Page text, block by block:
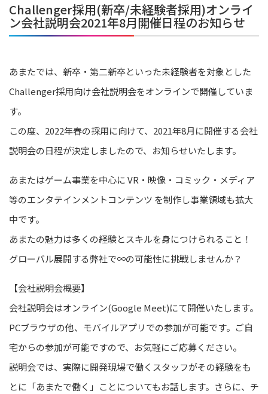
Challenger採用(新卒/未経験者採用)オンライ
ン会社説明会2021年8月開催日程のお知らせ
あまたでは、新卒・第二新卒といった未経験者を対象とした
Challenger採用向け会社説明会をオンラインで開催していま
す。
この度、2022年春の採用に向けて、2021年8月に開催する会社
説明会の日程が決定しましたので、お知らせいたします。
あまたはゲーム事業を中心に VR・映像・コミック・メディア
等のエンタテインメントコンテンツ を制作し事業領域も拡大
中です。
あまたの魅力は多くの経験とスキルを身につけられること！
グローバル展開する弊社で∞の可能性に挑戦しませんか？
【会社説明会概要】
会社説明会はオンライン(Google Meet)にて開催いたします。
PCブラウザの他、モバイルアプリでの参加が可能です。ご自
宅からの参加が可能ですので、お気軽にご応募ください。
説明会では、実際に開発現場で働くスタッフがその経験をも
とに「あまたで働く」ことについてもお話します。さらに、チ